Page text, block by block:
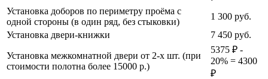
Установка доборов по периметру проёма с
одной стороны (в один ряд, без стыковки)
1 300 руб.
Установка двери-книжки
7 450 руб.
Установка межкомнатной двери от 2-х шт. (при
стоимости полотна более 15000 р.)
5375 ₽ -
20% = 4300
₽